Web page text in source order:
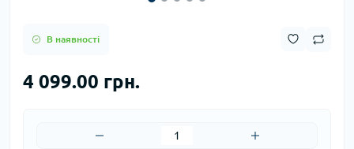
В наявності
4 099.00 грн.